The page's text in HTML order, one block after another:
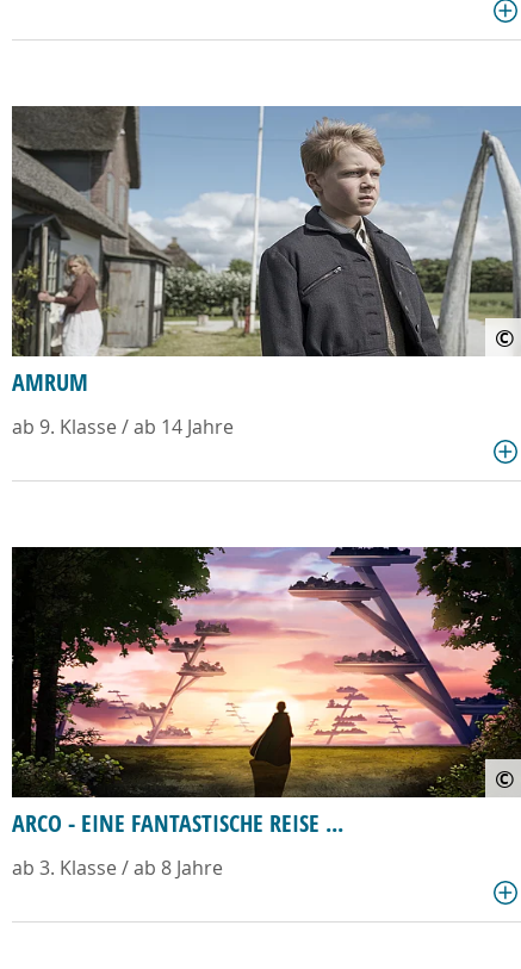
©
AMRUM
ab 9. Klasse / ab 14 Jahre
©
ARCO - EINE FANTASTISCHE REISE ...
ab 3. Klasse / ab 8 Jahre